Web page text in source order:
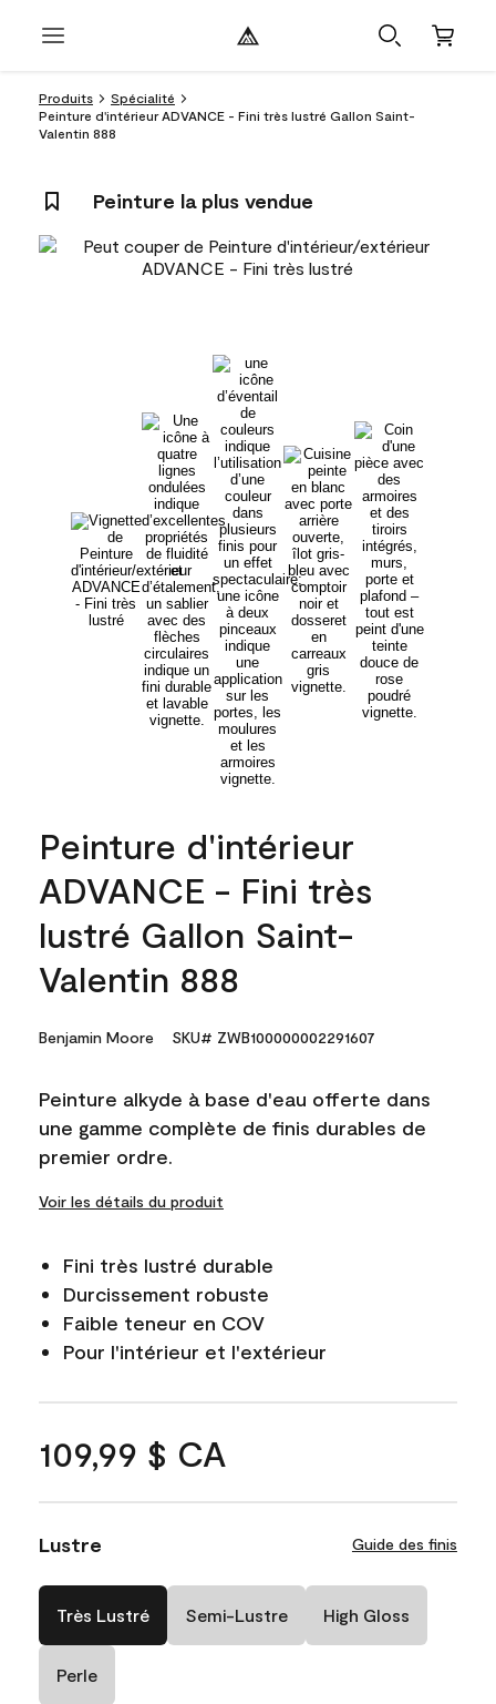
Produits
Spécialité
Peinture d'intérieur ADVANCE - Fini très lustré Gallon Saint-
Valentin 888
Peinture la plus vendue
Peinture d'intérieur
ADVANCE - Fini très
lustré Gallon Saint-
Valentin 888
Benjamin Moore SKU# ZWB100000002291607
Peinture alkyde à base d'eau offerte dans
une gamme complète de finis durables de
premier ordre.
Voir les détails du produit
Fini très lustré durable
Durcissement robuste
Faible teneur en COV
Pour l'intérieur et l'extérieur
109,99 $ CA
Lustre Guide des finis
Très Lustré Semi-Lustre High Gloss
Perle